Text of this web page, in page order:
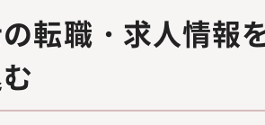
転職・求人情報